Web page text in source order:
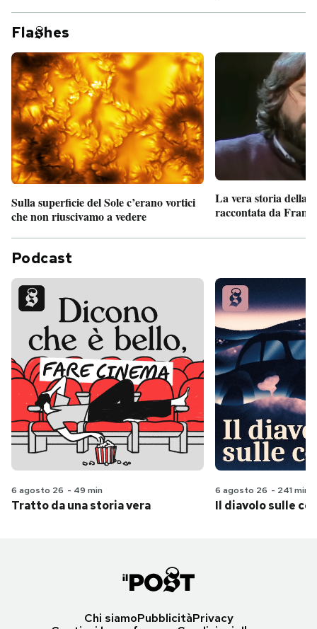
Fla hes
Sulla superficie del Sole c’erano vortici
che non riuscivamo a vedere
La vera storia della
raccontata da
Podcast
6 agosto 26 - 49 min
Tratto da una storia vera
6 agosto 26 - 241 min
Il diavolo sulle
Chi siamoPubblicitàPrivacy